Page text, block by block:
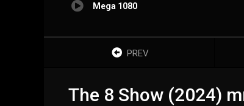
Mega 1080
PREV
The 8 Show (2024)